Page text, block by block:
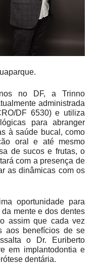
no DF, a Trinno
administrada
DF 6530) e utiliza
para abranger
à saúde bucal, como
oral e até mesmo
de sucos e frutas, o
com a presença de
as dinâmicas com os
oportunidade para
mente e dos dentes
assim que cada vez
aos benefícios de se
o Dr. Euriberto
em implantodontia e
dentária.